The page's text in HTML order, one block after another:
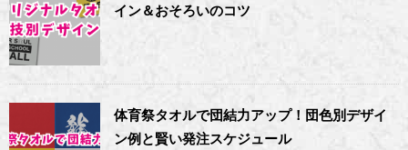
イン＆おそろいのコツ
体育祭タオルで団結力アップ！団色別デザイ
ン例と賢い発注スケジュール